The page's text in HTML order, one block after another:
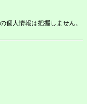
個人情報は把握しません。